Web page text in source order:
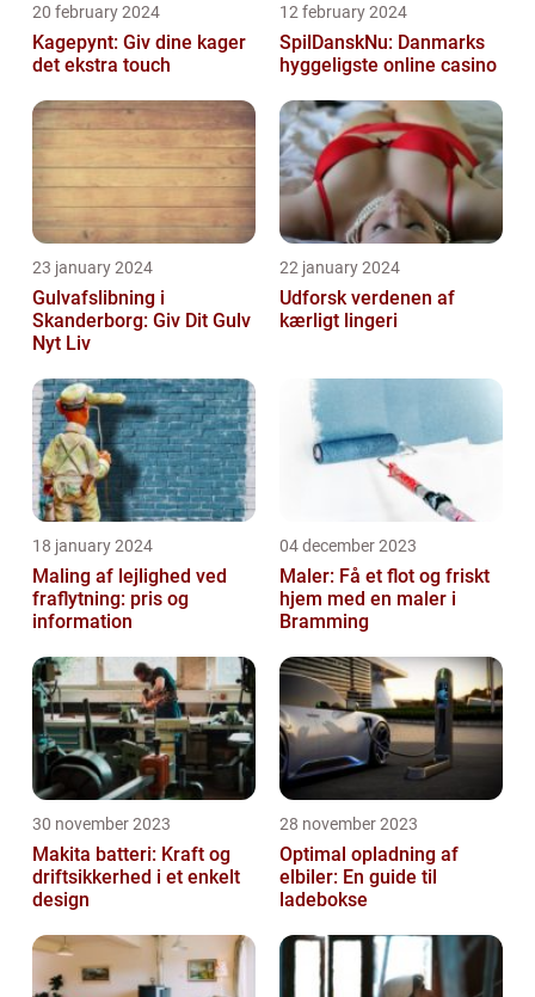
20 february 2024
Kagepynt: Giv dine kager
det ekstra touch
12 february 2024
SpilDanskNu: Danmarks
hyggeligste online casino
23 january 2024
Gulvafslibning i
Skanderborg: Giv Dit Gulv
Nyt Liv
22 january 2024
Udforsk verdenen af
kærligt lingeri
18 january 2024
Maling af lejlighed ved
fraflytning: pris og
information
04 december 2023
Maler: Få et flot og friskt
hjem med en maler i
Bramming
30 november 2023
Makita batteri: Kraft og
driftsikkerhed i et enkelt
design
28 november 2023
Optimal opladning af
elbiler: En guide til
ladebokse